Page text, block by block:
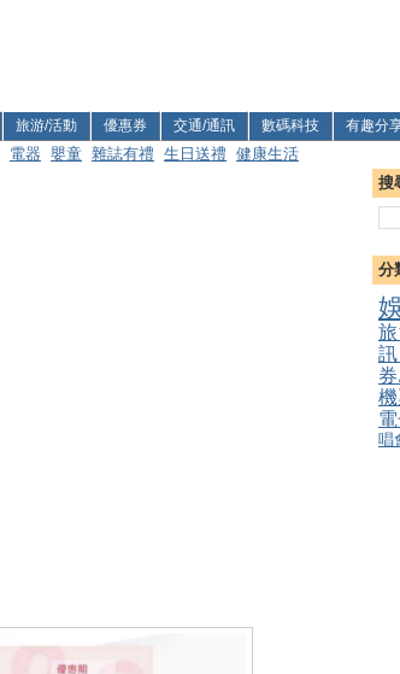
旅游/活動 優惠券 交通/通訊 數碼科技 有趣分
電器 嬰童 雜誌有禮 生日送禮 健康生活
搜
分
訊
唱